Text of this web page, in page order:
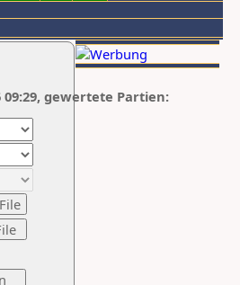
09:29, gewertete Partien: